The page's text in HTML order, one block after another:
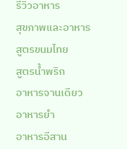
รีวิวอาหาร
สุขภาพและอาหาร
สูตรขนมไทย
สูตรน้ำพริก
อาหารจานเดียว
อาหารยำ
อาหารอีสาน